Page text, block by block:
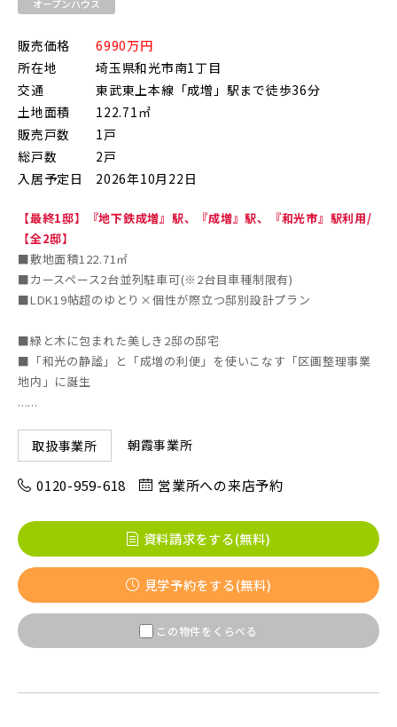
JR京浜東北線
JR埼京線
JR川越線
JR東北本線 [宇都宮線]
JR高崎線
JR武蔵野線
JR常磐線 [各駅停車]
JR常磐線 [上野～仙台]
JR中央・総武線 [各駅停車]
東京都葛飾区
【予告広告】リーズン青砥 アイ・ラウンジ
【予告広告】◆京成本線・京成押上線「青砥」駅徒歩8分の駅
近プロジェクト始動!!◆京成押上線「京成立石」駅徒歩10分◆
物件詳細が表示されます
見学OK
すぐに入居可能
販売開始前
地域
すべて
画像
すべて 外観
内観
こだわり条件
指定なし
販売開始前の物件
千葉県市川市 埼玉県北足立郡伊奈町
オープンハウス
販売価格
6990万円
所在地
埼玉県和光市南1丁目
交通
東武東上本線「成増」駅まで徒歩36分
土地面積
122.71㎡
販売戸数
1戸
総戸数
2戸
入居予定日
2026年10月22日
【最終1邸】『地下鉄成増』駅、『成増』駅、『和光市』駅利用/
【全2邸】
■敷地面積122.71㎡
■カースペース2台並列駐車可(※2台目車種制限有)
■LDK19帖超のゆとり×個性が際立つ邸別設計プラン
■緑と木に包まれた美しき2邸の邸宅
■「和光の静謐」と「成増の利便」を使いこなす「区画整理事業
地内」に誕生
......
取扱事業所 朝霞事業所
0120-959-618 営業所への来店予約
資料請求をする(無料)
見学予約をする(無料)
この物件をくらべる